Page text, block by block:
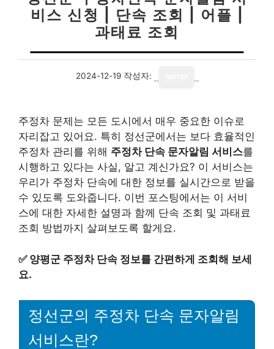
비스 신청 | 단속 조회 | 어플 |
과태료 조회
2024-12-19 작성자:
주정차 문제는 모든 도시에서 매우 중요한 이슈로
자리잡고 있어요. 특히 정선군에서는 보다 효율적인
주정차 관리를 위해 주정차 단속 문자알림 서비스를
시행하고 있다는 사실, 알고 계신가요? 이 서비스는
우리가 주정차 단속에 대한 정보를 실시간으로 받을
수 있도록 도와줍니다. 이번 포스팅에서는 이 서비
스에 대한 자세한 설명과 함께 단속 조회 및 과태료
조회 방법까지 살펴보도록 할게요.
✅ 양평군 주정차 단속 정보를 간편하게 조회해 보세
요.
정선군의 주정차 단속 문자알림
서비스란?